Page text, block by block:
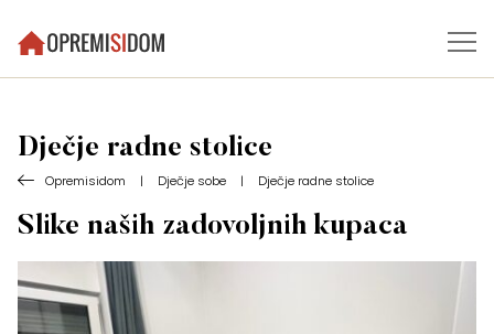
Dječje radne stolice
Opremisidom | Dječje sobe | Dječje radne stolice
Slike naših zadovoljnih kupaca